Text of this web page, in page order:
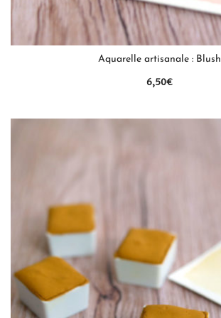
QUICK VIEW
Aquarelle artisanale : Blush
6,50€